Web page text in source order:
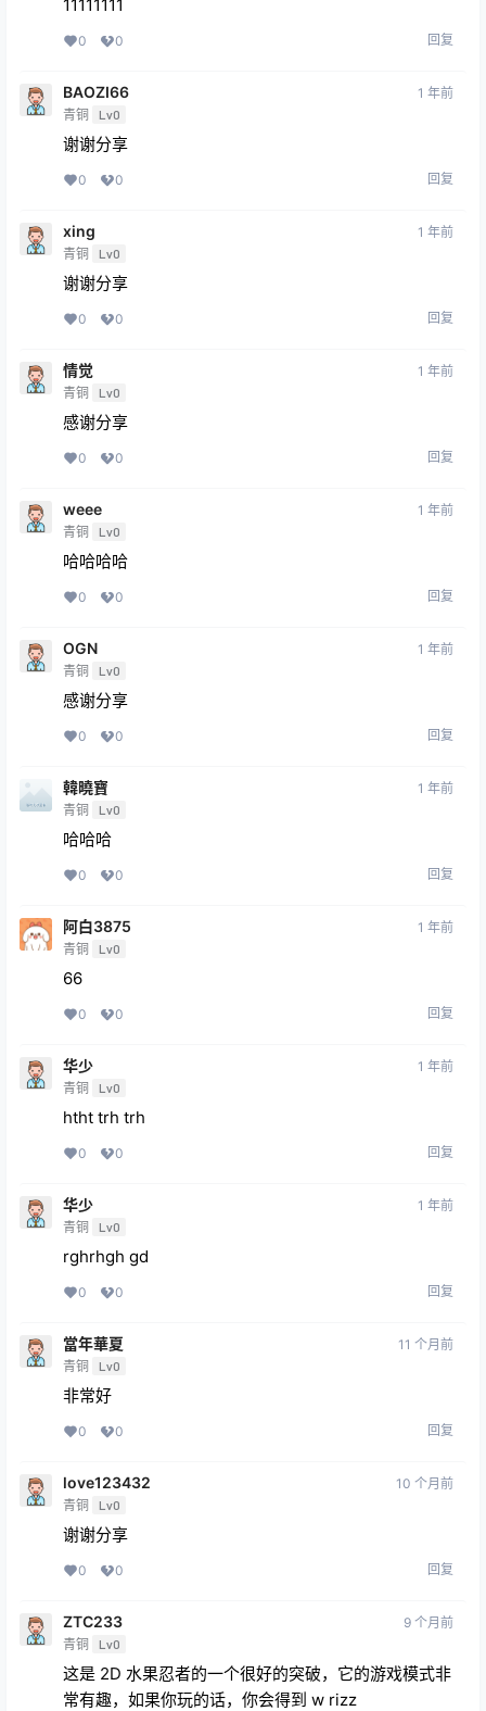
11111111
0 0 回复
BAOZI66
青铜 Lv0
1 年前
谢谢分享
0 0 回复
xing
青铜 Lv0
1 年前
谢谢分享
0 0 回复
情觉
青铜 Lv0
1 年前
感谢分享
0 0 回复
weee
青铜 Lv0
1 年前
哈哈哈哈
0 0 回复
OGN
青铜 Lv0
1 年前
感谢分享
0 0 回复
韓曉寶
青铜 Lv0
1 年前
哈哈哈
0 0 回复
阿白3875
青铜 Lv0
1 年前
66
0 0 回复
华少
青铜 Lv0
1 年前
htht trh trh
0 0 回复
华少
青铜 Lv0
1 年前
rghrhgh gd
0 0 回复
當年華夏
青铜 Lv0
11 个月前
非常好
0 0 回复
love123432
青铜 Lv0
10 个月前
谢谢分享
0 0 回复
ZTC233
青铜 Lv0
9 个月前
这是 2D 水果忍者的一个很好的突破，它的游戏模式非
常有趣，如果你玩的话，你会得到 w rizz